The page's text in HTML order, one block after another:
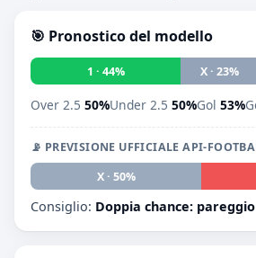
🎯 Pronostico del modello
1 · 44% X · 23%
Over 2.5 50%Under 2.5 50%Gol 53%
📡 PREVISIONE UFFICIALE API-
X · 50%
Consiglio: Doppia chance: